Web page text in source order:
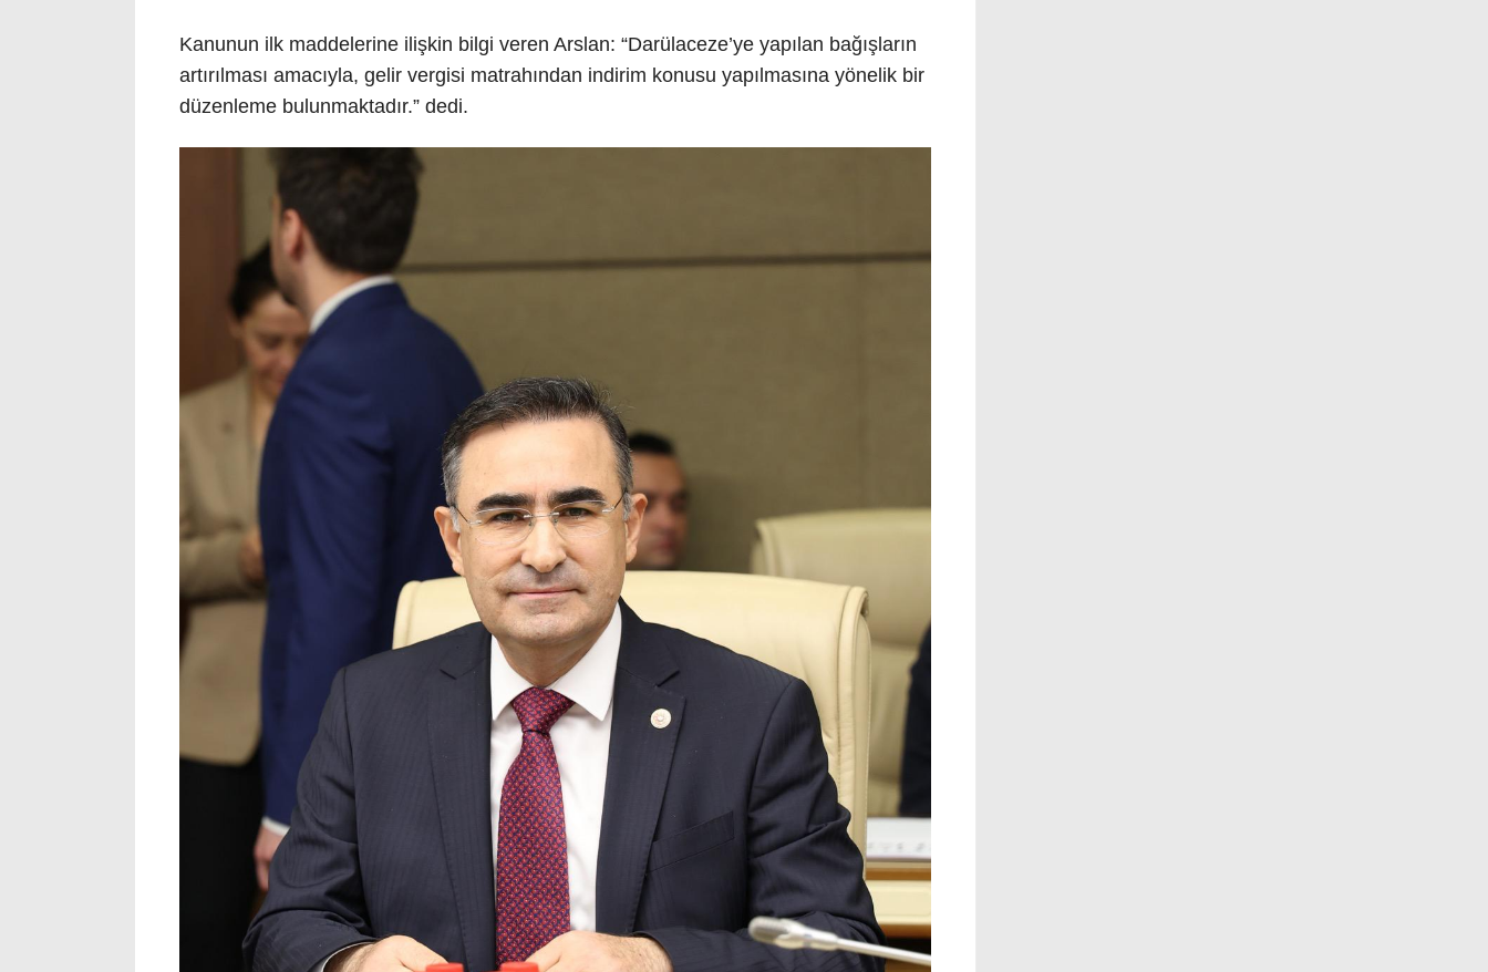
Kanunun ilk maddelerine ilişkin bilgi veren Arslan: “Darülaceze’ye yapılan bağışların
artırılması amacıyla, gelir vergisi matrahından indirim konusu yapılmasına yönelik bir
düzenleme bulunmaktadır.” dedi.